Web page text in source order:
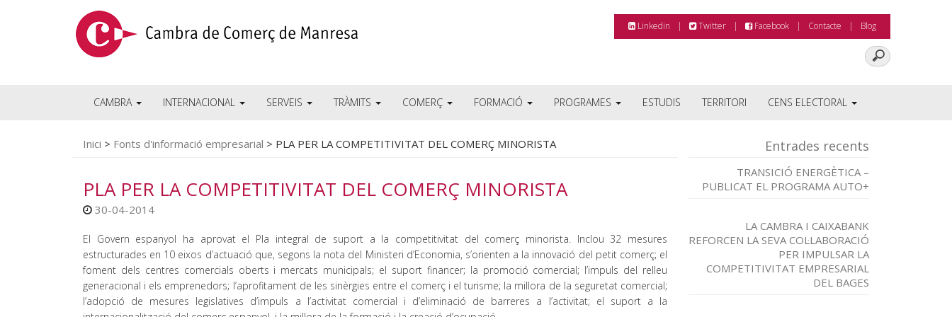
Linkedin Twitter Facebook Contacte Blog
CAMBRA INTERNACIONAL SERVEIS TRÀMITS COMERÇ FORMACIÓ PROGRAMES ESTUDIS TERRITORI CENS ELECTORAL
Inici > Fonts d'informació empresarial > PLA PER LA COMPETITIVITAT DEL COMERÇ MINORISTA
PLA PER LA COMPETITIVITAT DEL COMERÇ MINORISTA
30-04-2014
El Govern espanyol ha aprovat el Pla integral de suport a la competitivitat del comerç minorista. Inclou 32 mesures
estructurades en 10 eixos d’actuació que, segons la nota del Ministeri d’Economia, s’orienten a la innovació del petit comerç; el
foment dels centres comercials oberts i mercats municipals; el suport financer; la promoció comercial; l’impuls del relleu
generacional i els emprenedors; l’aprofitament de les sinèrgies entre el comerç i el turisme; la millora de la seguretat comercial;
l’adopció de mesures legislatives d’impuls a l’activitat comercial i d’eliminació de barreres a l’activitat; el suport a la
Entrades recents
TRANSICIÓ ENERGÈTICA –
PUBLICAT EL PROGRAMA AUTO+
LA CAMBRA I CAIXABANK
REFORCEN LA SEVA COL·LABORACIÓ
PER IMPULSAR LA
COMPETITIVITAT EMPRESARIAL
DEL BAGES